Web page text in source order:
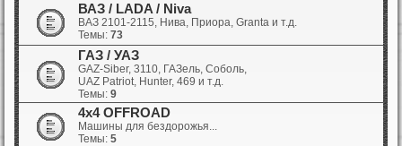
ВАЗ / LADA / Niva
ВАЗ 2101-2115, Нива, Приора, Granta и т.д.
Темы: 73
ГАЗ / УАЗ
GAZ-Siber, 3110, ГАЗель, Соболь,
UAZ Patriot, Hunter, 469 и т.д.
Темы: 9
4x4 OFFROAD
Машины для бездорожья...
Темы: 5